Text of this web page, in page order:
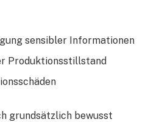
sensibler Informationen
Produktionsstillstand
grundsätzlich bewusst